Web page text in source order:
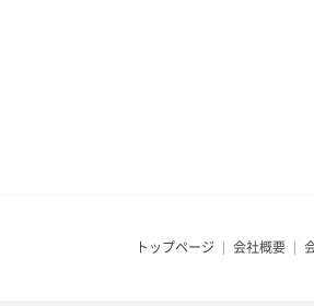
トップページ 会社概要